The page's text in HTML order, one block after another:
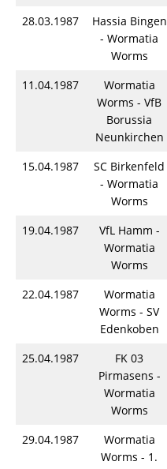
28.03.1987
Hassia Bingen
- Wormatia
Worms
11.04.1987
Wormatia
Worms - VfB
Borussia
Neunkirchen
15.04.1987
SC Birkenfeld
- Wormatia
Worms
19.04.1987
VfL Hamm -
Wormatia
Worms
22.04.1987
Wormatia
Worms - SV
Edenkoben
25.04.1987
FK 03
Pirmasens -
Wormatia
Worms
29.04.1987
Wormatia
Worms - 1.